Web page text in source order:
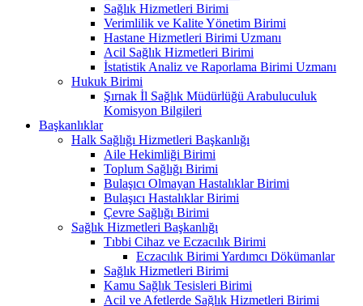
Sağlık Hizmetleri Birimi
Verimlilik ve Kalite Yönetim Birimi
Hastane Hizmetleri Birimi Uzmanı
Acil Sağlık Hizmetleri Birimi
İstatistik Analiz ve Raporlama Birimi Uzmanı
Hukuk Birimi
Şırnak İl Sağlık Müdürlüğü Arabuluculuk
Komisyon Bilgileri
Başkanlıklar
Halk Sağlığı Hizmetleri Başkanlığı
Aile Hekimliği Birimi
Toplum Sağlığı Birimi
Bulaşıcı Olmayan Hastalıklar Birimi
Bulaşıcı Hastalıklar Birimi
Çevre Sağlığı Birimi
Sağlık Hizmetleri Başkanlığı
Tıbbi Cihaz ve Eczacılık Birimi
Eczacılık Birimi Yardımcı Dökümanlar
Sağlık Hizmetleri Birimi
Kamu Sağlık Tesisleri Birimi
Acil ve Afetlerde Sağlık Hizmetleri Birimi